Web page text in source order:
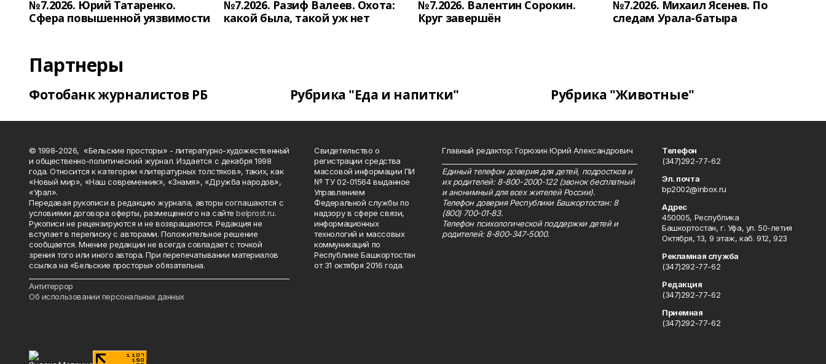
№7.2026. Юрий Татаренко.
Сфера повышенной уязвимости
№7.2026. Разиф Валеев. Охота:
какой была, такой уж нет
№7.2026. Валентин Сорокин.
Круг завершён
№7.2026. Михаил Ясенев. По
следам Урала-батыра
Партнеры
Фотобанк журналистов РБ Рубрика "Еда и напитки" Рубрика "Животные"
© 1998-2026, «Бельские просторы» - литературно-художественный
и общественно-политический журнал. Издается с декабря 1998
года. Относится к категории «литературных толстяков», таких, как
«Новый мир», «Наш современник», «Знамя», «Дружба народов»,
«Урал».
Передавая рукописи в редакцию журнала, авторы соглашаются с
условиями договора оферты, размещенного на сайтеbelprost.ru.
Рукописи не рецензируются и не возвращаются. Редакция не
вступает в переписку с авторами. Положительное решение
сообщается. Мнение редакции не всегда совпадает с точкой
зрения того или иного автора. При перепечатывании материалов
ссылка на «Бельские просторы» обязательна.
Антитеррор
Об использовании персональных данных
Свидетельство о
регистрации средства
массовой информации ПИ
№ ТУ 02-01564 выданное
Управлением
Федеральной службы по
надзору в сфере связи,
информационных
технологий и массовых
коммуникаций по
Республике Башкортостан
от 31 октября 2016 года.
Главный редактор: Горюхин Юрий Александрович
Единый телефон доверия для детей, подростков и
их родителей: 8-800-2000-122 (звонок бесплатный
и анонимный для всех жителей России).
Телефон доверия Республики Башкортостан: 8
(800) 700-01-83.
Телефон психологической поддержки детей и
родителей: 8-800-347-5000.
Телефон
(347)292-77-62
Эл. почта
bp2002@inbox.ru
Адрес
450005, Республика
Башкортостан, г. Уфа, ул. 50-летия
Октября, 13, 9 этаж, каб. 912, 923
Рекламная служба
(347)292-77-62
Редакция
(347)292-77-62
Приемная
(347)292-77-62